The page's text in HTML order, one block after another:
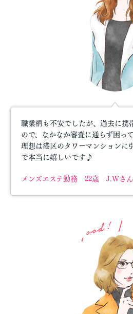
職業柄も不安でしたが、過去に携
ので、なかなか審査に通らず困っ
理想は港区のタワーマンションに
で本当に嬉しいです♪
メンズエステ勤務 22歳 J.Wさん